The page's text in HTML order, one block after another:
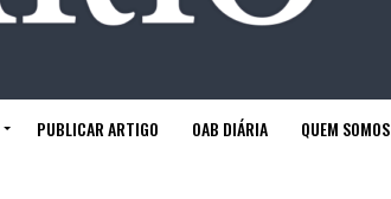
PUBLICAR ARTIGO OAB DIÁRIA QUEM SOMOS